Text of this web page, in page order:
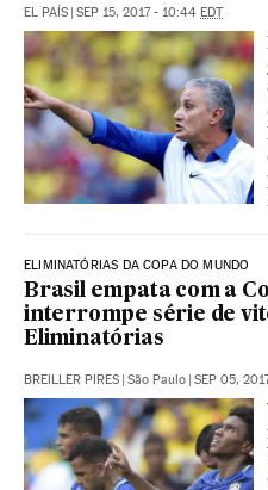
EL PAÍS | SEP 15, 2017 - 10:44 EDT
ELIMINATÓRIAS DA COPA DO MUNDO
Brasil empata com a
interrompe série de
Eliminatórias
BREILLER PIRES | São Paulo | SEP 05,